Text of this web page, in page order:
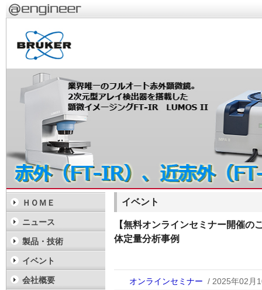
イベント
【無料オンラインセミナー開催の
体定量分析事例
オンラインセミナー / 2025年02月
ＨＯＭＥ
ニュース
製品・技術
イベント
会社概要